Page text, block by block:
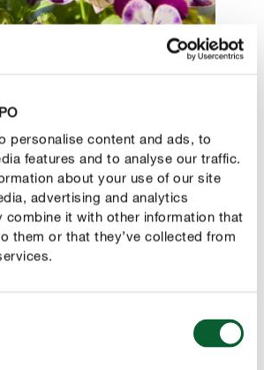
personalise content and ads, to
features and to analyse our traffic.
about your use of our site
advertising and analytics
combine it with other information that
them or that they’ve collected from
cornuta)
bezeichnet man in der Regel
Hornveilchen, die von Herbst bis
in verschiedensten Farben blühen.
ziehen sie zwischendurch die Köpfe
wieder neue Blüten, wenn die
steigen. Am liebsten haben sie